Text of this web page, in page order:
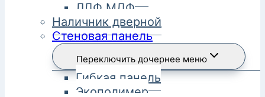
ЛДФ МДФ
Наличник дверной
Стеновая панель
Переключить дочернее меню
Гибкая панель
Экополимер